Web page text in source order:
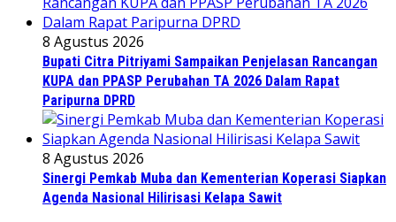
8 Agustus 2026
Bupati Citra Pitriyami Sampaikan Penjelasan Rancangan
KUPA dan PPASP Perubahan TA 2026 Dalam Rapat
Paripurna DPRD
8 Agustus 2026
Sinergi Pemkab Muba dan Kementerian Koperasi Siapkan
Agenda Nasional Hilirisasi Kelapa Sawit